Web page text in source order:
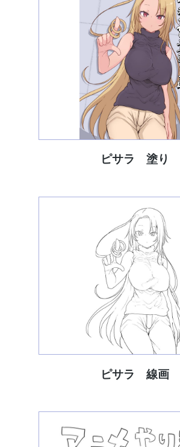
ピサラ 塗り
ピサラ 線画